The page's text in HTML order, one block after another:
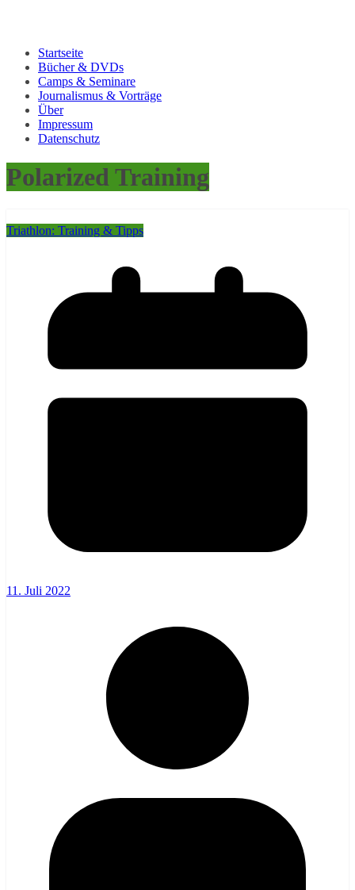
Startseite
Bücher & DVDs
Camps & Seminare
Journalismus & Vorträge
Über
Impressum
Datenschutz
Polarized Training
Triathlon: Training & Tipps
11. Juli 2022